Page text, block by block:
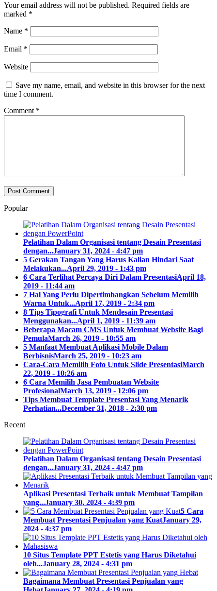
Your email address will not be published. Required fields are
marked *
Name *
Email *
Website
Save my name, email, and website in this browser for the next
time I comment.
Comment *
Popular
Pelatihan Dalam Organisasi tentang Desain Presentasi
dengan...January 31, 2024 - 4:47 pm
5 Gerakan Tangan Yang Harus Kalian Hindari Saat
Melakukan...April 29, 2019 - 1:43 pm
6 Cara Terlihat Percaya Diri Dalam PresentasiApril 18,
2019 - 11:44 am
7 Hal Yang Perlu Dipertimbangkan Sebelum Memilih
Warna Untuk...April 17, 2019 - 2:34 pm
8 Tips Tipografi Untuk Mendesain Presentasi
Menggunakan...April 1, 2019 - 11:39 am
Beberapa Macam CMS Untuk Membuat Website Bagi
PemulaMarch 26, 2019 - 10:55 am
5 Manfaat Membuat Aplikasi Mobile Dalam
BerbisnisMarch 25, 2019 - 10:23 am
Cara-Cara Memilih Foto Untuk Slide PresentasiMarch
22, 2019 - 10:26 am
6 Cara Memilih Jasa Pembuatan Website
ProfesionalMarch 13, 2019 - 12:06 pm
Tips Membuat Template Presentasi Yang Menarik
Perhatian...December 31, 2018 - 2:30 pm
Recent
Pelatihan Dalam Organisasi tentang Desain Presentasi
dengan...January 31, 2024 - 4:47 pm
Aplikasi Presentasi Terbaik untuk Membuat Tampilan
yang...January 30, 2024 - 4:39 pm
5 Cara
Membuat Presentasi Penjualan yang KuatJanuary 29,
2024 - 4:37 pm
10 Situs Template PPT Estetis yang Harus Diketahui
oleh...January 28, 2024 - 4:31 pm
Bagaimana Membuat Presentasi Penjualan yang